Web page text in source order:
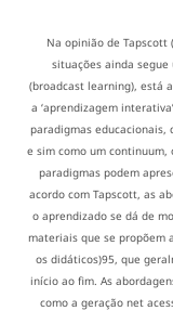
Na opinião de Tapscott
situações ainda segue
(broadcast learning), está
a ‘aprendizagem
paradigmas educacionais,
e sim como um
paradigmas podem
acordo com Tapscott, as
o aprendizado se dá de
materiais que se propõem
os didáticos)95, que
início ao fim. As
como a geração net